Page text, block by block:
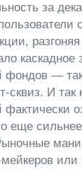
за
каскадное
фондов —
И так
фактически
еще
или